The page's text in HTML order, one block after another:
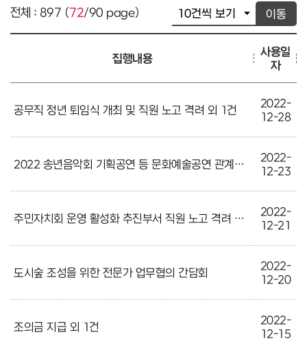
전체 : 897 (72/90 page) 이동
집행내용
사용일
자
공무직 정년 퇴임식 개최 및 직원 노고 격려 외 1건
2022-
12-28
2022 송년음악회 기획공연 등 문화예술공연 관계자 및 직원 노고 격려 외 1건
2022-
12-23
주민자치회 운영 활성화 추진부서 직원 노고 격려 외 2건
2022-
12-21
도시숲 조성을 위한 전문가 업무협의 간담회
2022-
12-20
조의금 지급 외 1건
2022-
12-15